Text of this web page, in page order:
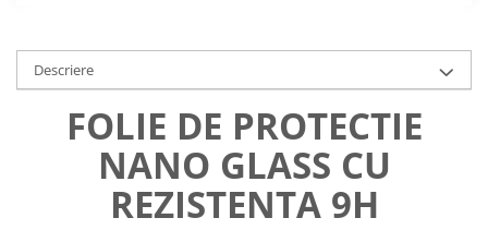
Descriere
FOLIE DE PROTECTIE
NANO GLASS CU
REZISTENTA 9H